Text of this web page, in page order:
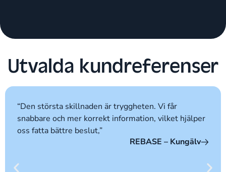
Utvalda kundreferenser
“Den största skillnaden är tryggheten. Vi får
snabbare och mer korrekt information, vilket hjälper
oss fatta bättre beslut,”
REBASE – Kungälv